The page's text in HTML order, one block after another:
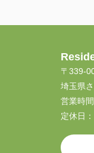
〒339-
埼玉県
営業時間
定休日：